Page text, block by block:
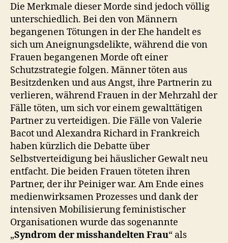
Die Merkmale dieser Morde sind jedoch völlig
unterschiedlich. Bei den von Männern
begangenen Tötungen in der Ehe handelt es
sich um Aneignungsdelikte, während die von
Frauen begangenen Morde oft einer
Schutzstrategie folgen. Männer töten aus
Besitzdenken und aus Angst, ihre Partnerin zu
verlieren, während Frauen in der Mehrzahl der
Fälle töten, um sich vor einem gewalttätigen
Partner zu verteidigen. Die Fälle von Valerie
Bacot und Alexandra Richard in Frankreich
haben kürzlich die Debatte über
Selbstverteidigung bei häuslicher Gewalt neu
entfacht. Die beiden Frauen töteten ihren
Partner, der ihr Peiniger war. Am Ende eines
medienwirksamen Prozesses und dank der
intensiven Mobilisierung feministischer
Organisationen wurde das sogenannte
„Syndrom der misshandelten Frau“ als